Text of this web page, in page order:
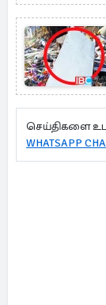
செய்திகளை
WHATSAPP